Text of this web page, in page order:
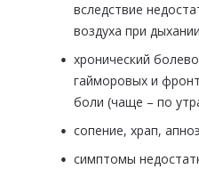
вследствие
воздуха при
хронический
гайморовых и
боли (чаще – по
сопение, храп,
симптомы